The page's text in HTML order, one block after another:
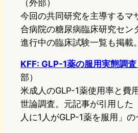
（外部）
今回の共同研究を主導するマ
合病院の糖尿病臨床研究セン
進行中の臨床試験一覧も掲載。
KFF: GLP-1薬の服用実態調
部）
米成人のGLP-1薬使用率と費
世論調査。元記事が引用した
人に1人がGLP-1薬を服用」の